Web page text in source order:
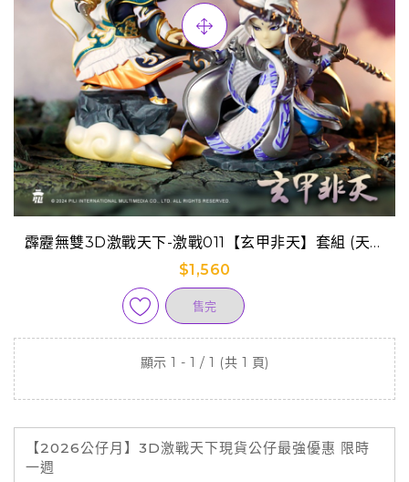
霹靂無雙3D激戰天下-激戰011【玄甲非天】套組 (天劍
非天+原無鄉)
$1,560
售完
顯示 1 - 1 / 1 (共 1 頁)
【2026公仔月】3D激戰天下現貨公仔最強優惠 限時
一週